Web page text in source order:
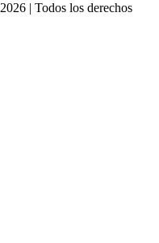
2026 |Todos los derechos